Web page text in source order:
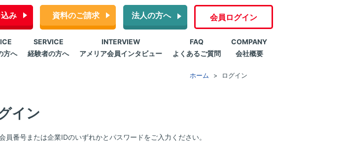
み 資料のご請求 法人の方へ 会員ログイン
方へ
SERVICE
経験者の方へ
INTERVIEW
アメリア会員インタビュー
FAQ
よくあるご質問
COMPANY
会社概要
ホーム ログイン
イン
番号または企業IDのいずれかとパスワードをご入力ください。